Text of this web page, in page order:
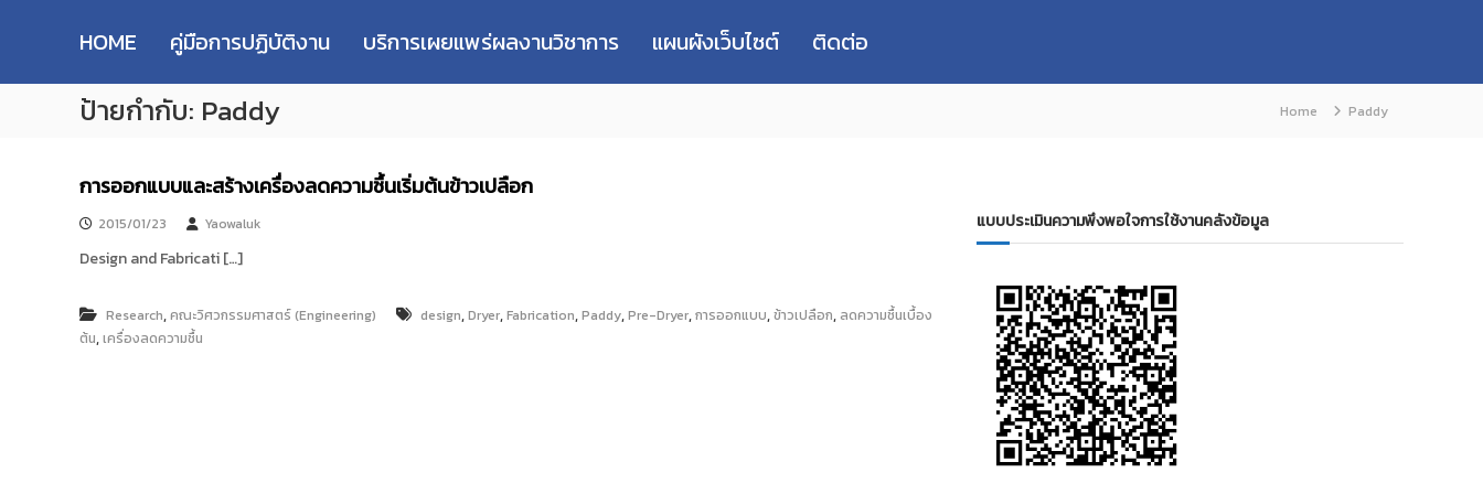
p
M
T
T
e
s
e
a
c
h
R
ห
วิ
ท
ย
ค
น
โ
HOME คู่มือการปฏิบัติงาน บริการเผยแพร่ผลงานวิชาการ แผนผังเว็บไซต์ ติดต่อ
ป้ายกำกับ: Paddy Home Paddy
การออกแบบและสร้างเครื่องลดความชื้นเริ่มต้นข้าวเปลือก
2015/01/23 Yaowaluk
Design and Fabricati […]
Research,คณะวิศวกรรมศาสตร์ (Engineering) design,Dryer,Fabrication,Paddy,Pre-Dryer,การออกแบบ,ข้าวเปลือก, ลดความชื้นเบื้อง
ต้น,เครื่องลดความชื้น
แบบประเมินความพึงพอใจการใช้งานคลังข้อมูล